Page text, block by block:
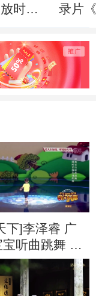
时尚
录片
群
下]李泽睿 广
听曲跳舞 蹦
翻全场